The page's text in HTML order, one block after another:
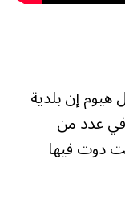
إن بلدية
في عدد من
دوت فيها